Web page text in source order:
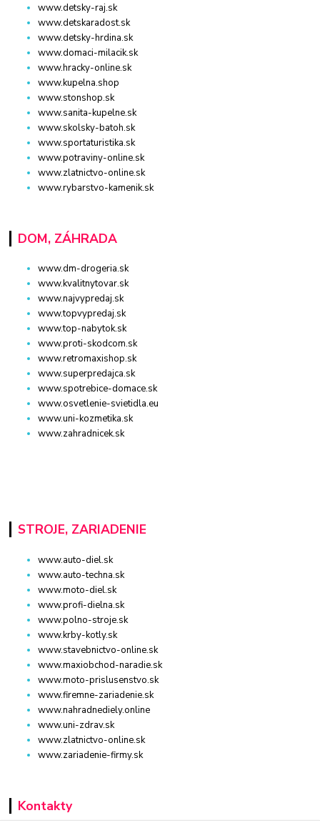
www.detsky-raj.sk
www.detskaradost.sk
www.detsky-hrdina.sk
www.domaci-milacik.sk
www.hracky-online.sk
www.kupelna.shop
www.stonshop.sk
www.sanita-kupelne.sk
www.skolsky-batoh.sk
www.sportaturistika.sk
www.potraviny-online.sk
www.zlatnictvo-online.sk
www.rybarstvo-kamenik.sk
DOM, ZÁHRADA
www.dm-drogeria.sk
www.kvalitnytovar.sk
www.najvypredaj.sk
www.topvypredaj.sk
www.top-nabytok.sk
www.proti-skodcom.sk
www.retromaxishop.sk
www.superpredajca.sk
www.spotrebice-domace.sk
www.osvetlenie-svietidla.eu
www.uni-kozmetika.sk
www.zahradnicek.sk
STROJE, ZARIADENIE
www.auto-diel.sk
www.auto-techna.sk
www.moto-diel.sk
www.profi-dielna.sk
www.polno-stroje.sk
www.krby-kotly.sk
www.stavebnictvo-online.sk
www.maxiobchod-naradie.sk
www.moto-prislusenstvo.sk
www.firemne-zariadenie.sk
www.nahradnediely.online
www.uni-zdrav.sk
www.zlatnictvo-online.sk
www.zariadenie-firmy.sk
Kontakty